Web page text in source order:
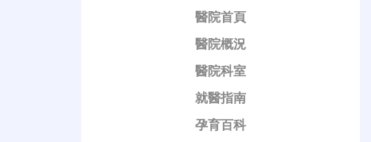
醫院首頁
醫院概況
醫院科室
就醫指南
孕育百科